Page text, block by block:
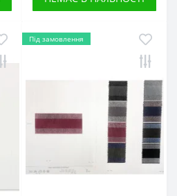
Під замовлення